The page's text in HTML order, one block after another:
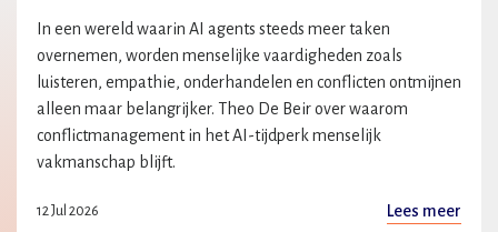
In een wereld waarin AI agents steeds meer taken
overnemen, worden menselijke vaardigheden zoals
luisteren, empathie, onderhandelen en conflicten ontmijnen
alleen maar belangrijker. Theo De Beir over waarom
conflictmanagement in het AI-tijdperk menselijk
vakmanschap blijft.
12 Jul 2026 Lees meer